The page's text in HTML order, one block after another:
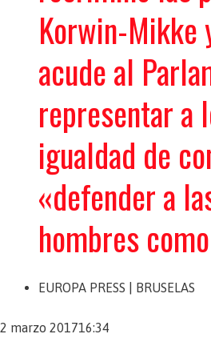
Korwin-Mikke
acude al
representar a
igualdad de
«defender a
hombres
EUROPA PRESS | BRUSELAS
2 marzo 201716:34